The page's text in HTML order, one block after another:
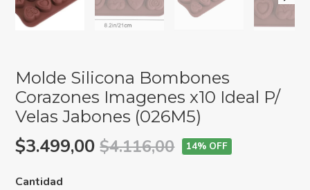
Molde Silicona Bombones
Corazones Imagenes x10 Ideal P/
Velas Jabones (026M5)
$3.499,00$4.116,00 14% OFF
Cantidad